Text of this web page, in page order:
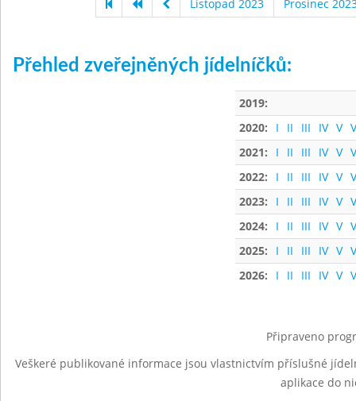
Listopad 2023 Prosinec
Přehled zveřejněných jídelníčků:
2019:
2020:
I II III IV V
2021:
I II III IV V
2022:
I II III IV V
2023:
I II III IV V
2024:
I II III IV V
2025:
I II III IV V
2026:
I II III IV V
Připraveno
Veškeré publikované informace jsou vlastnictvím příslušné
aplikace do